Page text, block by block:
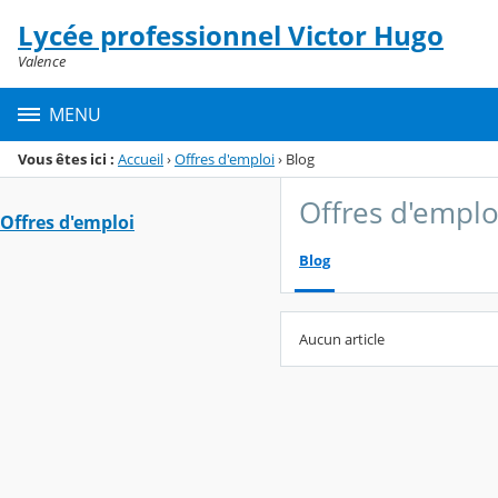
Menu de la rubrique
Contenu
Lycée professionnel Victor Hugo
Valence
MENU
Vous êtes ici : Accueil›Offres d'emploi› Blog
Offres d'emploi Offres
Blog
Aucun article